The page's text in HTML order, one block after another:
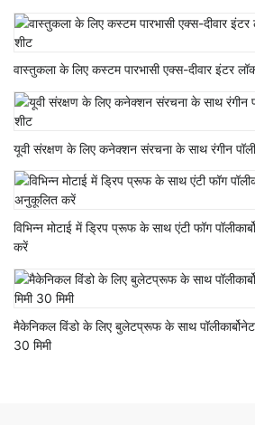
वास्तुकला के लिए कस्टम पारभासी एक्स-दीवार इंटर
यूवी संरक्षण के लिए कनेक्शन संरचना के साथ रंगीन पॉली
विभिन्न मोटाई में ड्रिप प्रूफ के साथ एंटी फॉग
करें
मैकेनिकल विंडो के लिए बुलेटप्रूफ के साथ पॉलीकार्बोनेट
30 मिमी